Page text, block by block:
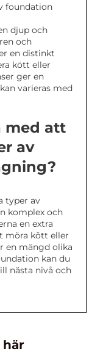
foundation
djup och
och
en distinkt
kött eller
ger en
varieras med
med att
av
typer av
komplex och
en extra
möra kött eller
en mängd olika
kan du
nästa nivå och
här